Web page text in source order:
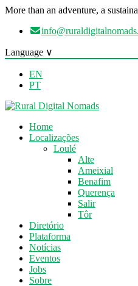
More than an adventure, a
Language ∨
EN
PT
Home
Localizações
Loulé
Alte
Ameixial
Benafim
Querença
Salir
Tôr
Diretório
Plataforma
Notícias
Eventos
Jobs
Sobre